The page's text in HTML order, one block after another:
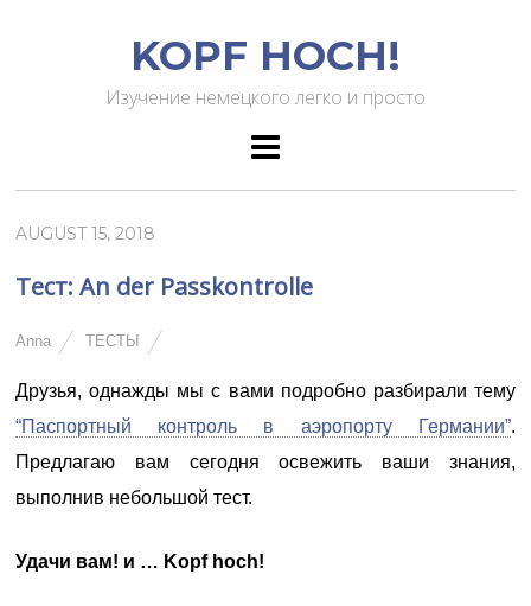
KOPF HOCH!
Изучение немецкого легко и просто
AUGUST 15, 2018
Тест: An der Passkontrolle
Anna ТЕСТЫ
Друзья, однажды мы с вами подробно разбирали тему
“Паспортный контроль в аэропорту Германии”.
Предлагаю вам сегодня освежить ваши знания,
выполнив небольшой тест.
Удачи вам! и … Kopf hoch!